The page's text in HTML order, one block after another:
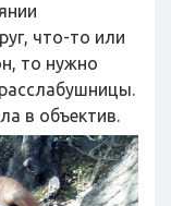
что-то или
то нужно
в объектив.